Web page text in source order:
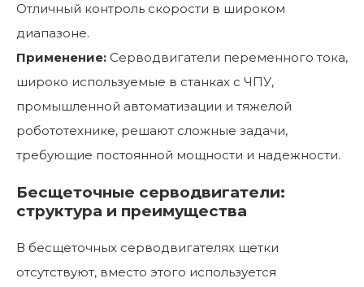
Отличный контроль скорости в широком
диапазоне.
Применение: Серводвигатели переменного тока,
широко используемые в станках с ЧПУ,
промышленной автоматизации и тяжелой
робототехнике, решают сложные задачи,
требующие постоянной мощности и надежности.
Бесщеточные серводвигатели:
структура и преимущества
В бесщеточных серводвигателях щетки
отсутствуют, вместо этого используется